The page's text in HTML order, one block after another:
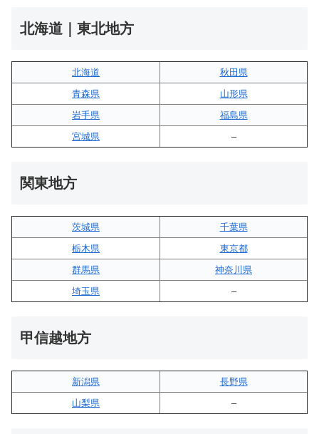
北海道｜東北地方
北海道
秋田県
青森県
山形県
岩手県
福島県
宮城県
–
関東地方
茨城県
千葉県
栃木県
東京都
群馬県
神奈川県
埼玉県
–
甲信越地方
新潟県
長野県
山梨県
–